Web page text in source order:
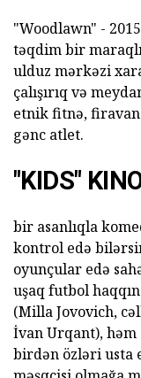
"Woodlawn" -
təqdim bir
ulduz mərkəzi
çalışırıq və
etnik fitnə, firavan
gənc atlet.
"KIDS"
bir asanlıqla
kontrol edə
oyunçular edə
uşaq futbol
(Milla Jovovich,
İvan Urqant),
birdən özləri usta